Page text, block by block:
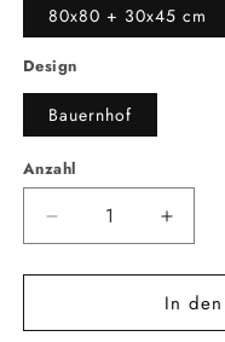
80x80 + 30x45 cm
Design
Bauernhof
Anzahl
Anzahl
Verringere
die
Menge
Bio
Erhöhe
die
für
Bio
In